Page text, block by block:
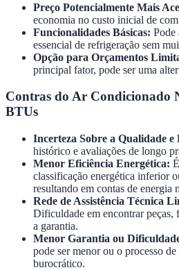
Preço Potencialmente Mais
economia no custo inicial de
Funcionalidades Básicas: Pode
essencial de refrigeração sem
Opção para Orçamentos
principal fator, pode ser uma
Contras do Ar Condicionado
BTUs
Incerteza Sobre a Qualidade
histórico e avaliações de longo
Menor Eficiência Energética:
classificação energética inferior
resultando em contas de energia
Rede de Assistência Técnica
Dificuldade em encontrar peças,
a garantia.
Menor Garantia ou
pode ser menor ou o processo
burocrático.